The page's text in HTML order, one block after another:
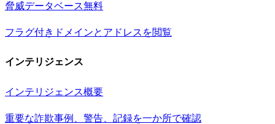
脅威データベース無料
フラグ付きドメインとアドレスを閲覧
インテリジェンス
インテリジェンス概要
重要な詐欺事例、警告、記録を一か所で確認